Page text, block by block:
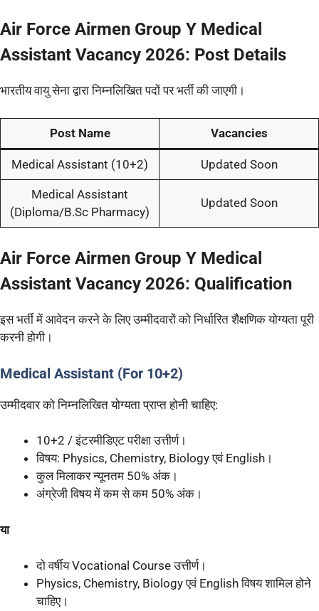
Air Force Airmen Group Y Medical
Assistant Vacancy 2026: Post Details
भारतीय वायु सेना द्वारा निम्नलिखित पदों पर भर्ती की जाएगी।
Post Name Vacancies
Medical Assistant (10+2) Updated Soon
Medical Assistant
(Diploma/B.Sc Pharmacy)
Updated Soon
Air Force Airmen Group Y Medical
Assistant Vacancy 2026: Qualification
इस भर्ती में आवेदन करने के लिए उम्मीदवारों को निर्धारित शैक्षणिक योग्यता पूरी
करनी होगी।
Medical Assistant (For 10+2)
उम्मीदवार को निम्नलिखित योग्यता प्राप्त होनी चाहिए:
10+2 / इंटरमीडिएट परीक्षा उत्तीर्ण।
विषय: Physics, Chemistry, Biology एवं English।
कुल मिलाकर न्यूनतम 50% अंक।
अंग्रेजी विषय में कम से कम 50% अंक।
या
दो वर्षीय Vocational Course उत्तीर्ण।
Physics, Chemistry, Biology एवं English विषय शामिल होने
चाहिए।